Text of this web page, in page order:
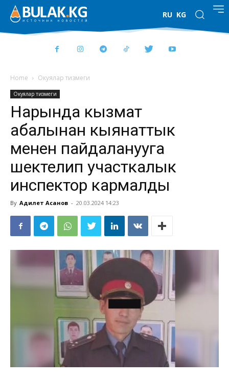
RU KG
Home Окуялар тизмеги
Окуялар тизмеги
Нарында кызмат
абалынан кыянаттык
менен пайдаланууга
шектелип участкалык
инспектор кармалды
By Адилет Асанов - 20.03.2024 14:23